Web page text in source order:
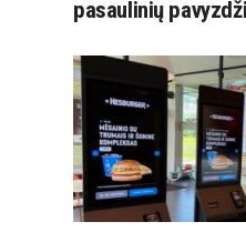
pasaulinių